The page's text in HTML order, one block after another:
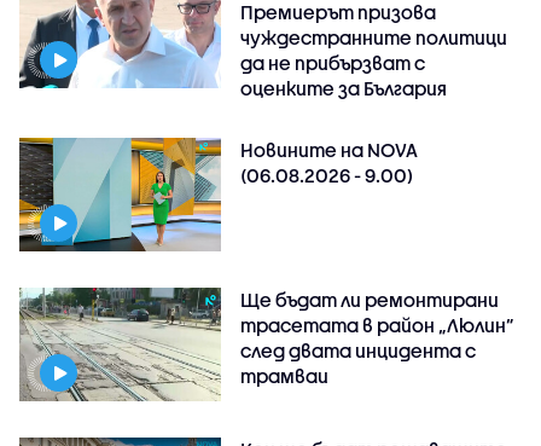
Премиерът призова
чуждестранните политици
да не прибързват с
оценките за България
Новините на NOVA
(06.08.2026 - 9.00)
Ще бъдат ли ремонтирани
трасетата в район „Люлин”
след двата инцидента с
трамваи